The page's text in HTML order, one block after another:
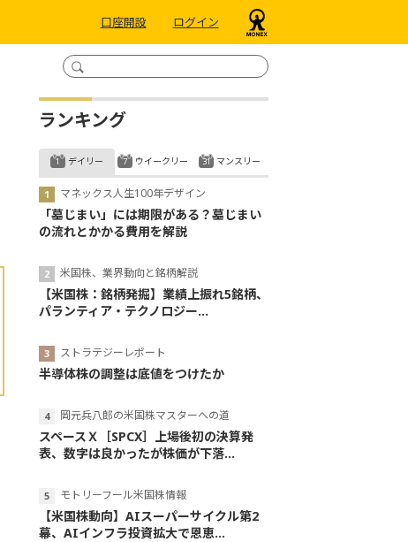
口座開設 ログイン
ランキング
デイリー
マネックス人生100年デザイン
「墓じまい」には期限がある？墓じまい
の流れとかかる費用を解説
米国株、業界動向と銘柄解説
【米国株：銘柄発掘】業績上振れ5銘柄、
パランティア・テクノロジー...
ストラテジーレポート
半導体株の調整は底値をつけたか
岡元兵八郎の米国株マスターへの道
スペースＸ［SPCX］上場後初の決算発
表、数字は良かったが株価が下落...
モトリーフール米国株情報
【米国株動向】AIスーパーサイクル第2
幕、AIインフラ投資拡大で恩恵...
ウイークリー マンスリー